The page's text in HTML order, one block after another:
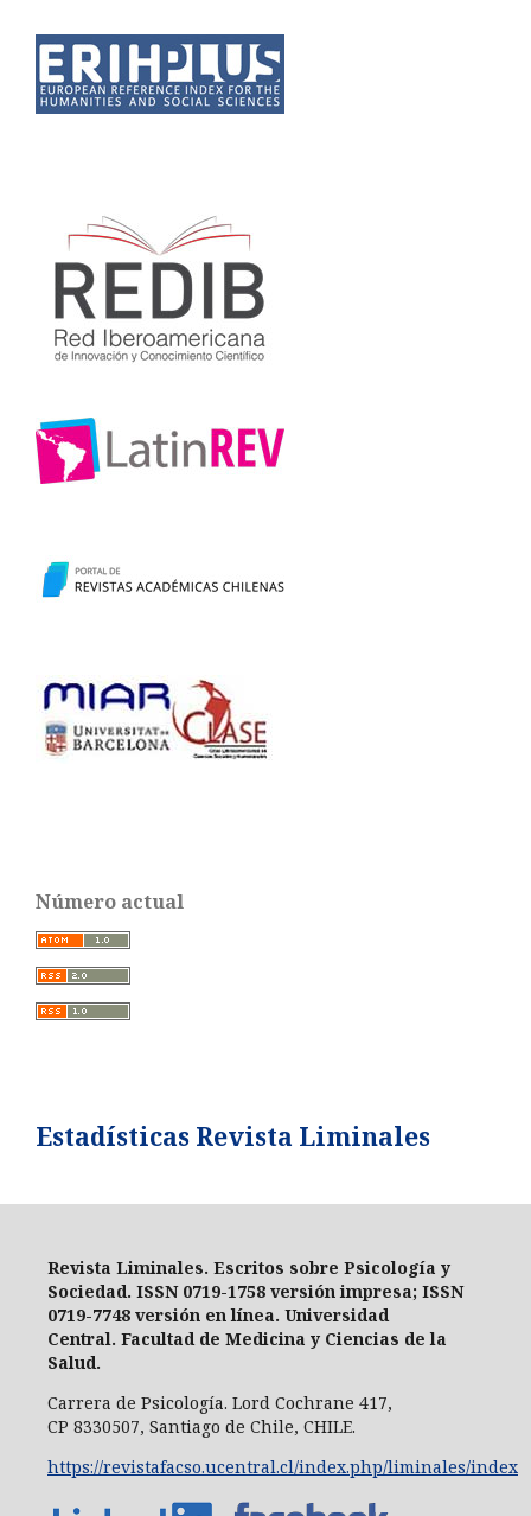
Número actual
Estadísticas Revista Liminales
Revista Liminales. Escritos sobre Psicología y
Sociedad. ISSN 0719-1758 versión impresa; ISSN
0719-7748 versión en línea. Universidad
Central. Facultad de Medicina y Ciencias de la
Salud.
Carrera de Psicología. Lord Cochrane 417,
CP 8330507, Santiago de Chile, CHILE.
https://revistafacso.ucentral.cl/index.php/liminales/index